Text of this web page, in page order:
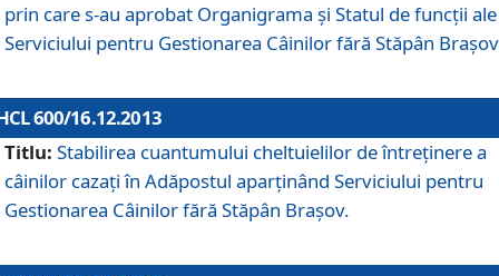
prin care s-au aprobat Organigrama şi Statul de funcţii ale
Serviciului pentru Gestionarea Câinilor fără Stăpân
600/16.12.2013
Titlu: Stabilirea cuantumului cheltuielilor de întreţinere a
câinilor cazaţi în Adăpostul aparţinând Serviciului pentru
Gestionarea Câinilor fără Stăpân Braşov.